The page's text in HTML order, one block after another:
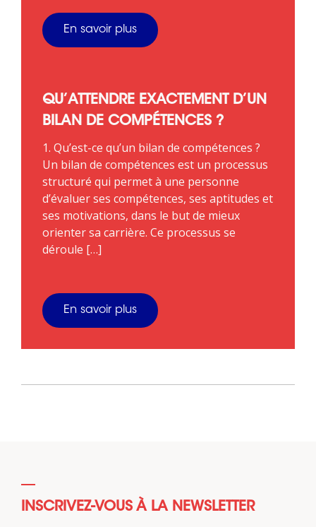
En savoir plus
QU’ATTENDRE EXACTEMENT D’UN
BILAN DE COMPÉTENCES ?
1. Qu’est-ce qu’un bilan de compétences ?
Un bilan de compétences est un processus
structuré qui permet à une personne
d’évaluer ses compétences, ses aptitudes et
ses motivations, dans le but de mieux
orienter sa carrière. Ce processus se
déroule […]
En savoir plus
INSCRIVEZ-VOUS À LA NEWSLETTER